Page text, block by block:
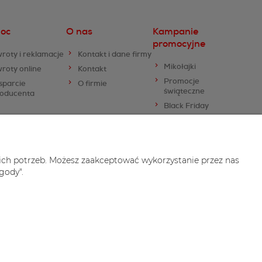
i reklamacje
online
O nas
Kontakt i dane firmy
Kontakt
O firmie
Kampanie
promocyjne
Mikołajki
Promocje
świąteczne
Black Friday
potrzeb. Możesz zaakceptować wykorzystanie przez nas